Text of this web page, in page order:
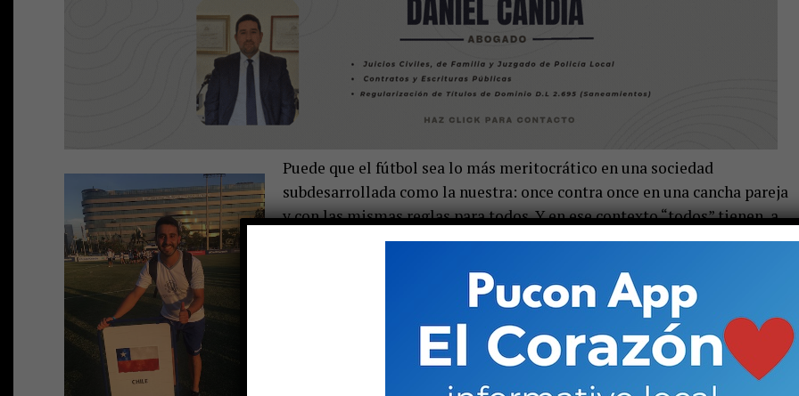
Puede que el fútbol sea lo más meritocrático en una sociedad
subdesarrollada como la nuestra: once contra once en una cancha pareja
y con las mismas reglas para todos. Y en ese contexto “todos” tienen, a
lo menos, la posibilidad de llegar a lo más alto. O al menos verlo un
niños puconinos de la Sub 13 de la Escuela Nuestra Señora de
Fátima, quienes participan en un torneo infantil de la Conmebol
en Paraguay. Y el desafío de ellos no es menor.Enfrentar a los
mejores semilleros de los clubes más importantes de sudamérica y
pelearles de igual a igual en una cancha.